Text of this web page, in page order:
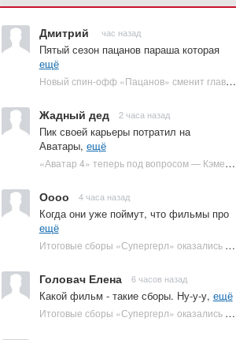
Дмитрий час назад
Пятый сезон пацанов параша которая
ещё
Новый спин-офф «Пацанов» сменит главного героя | Plugged In Ru
Жадный дед 2 часа назад
Пик своей карьеры потратил на
Аватары, ещё
«Аватар 4» теперь под вопросом — Кэмерон решил отойти от продолжения | Plugged In Ru
Оооо 4 часа назад
Когда они уже поймут, что фильмы про
ещё
Итоговые сборы «Супергерл» оказались худшими для DC за два десятилетия | Plugged In Ru
Головач Елена 6 часов назад
Какой фильм - такие сборы. Ну-у-у, ещё
Итоговые сборы «Супергерл» оказались худшими для DC за два десятилетия | Plugged In Ru